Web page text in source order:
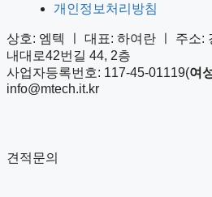
개인정보처리방침
상호: 엠텍 ㅣ 대표: 하여란 ㅣ 주소:
내대로42번길 44, 2층
사업자등록번호: 117-45-01119(여
info@mtech.it.kr
견적문의